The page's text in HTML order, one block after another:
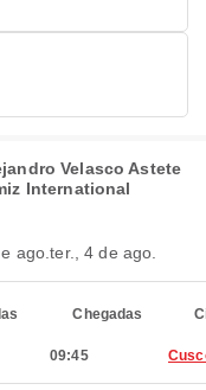
Velasco Astete
International
ago.ter., 4 de ago.
Chegadas
09:45